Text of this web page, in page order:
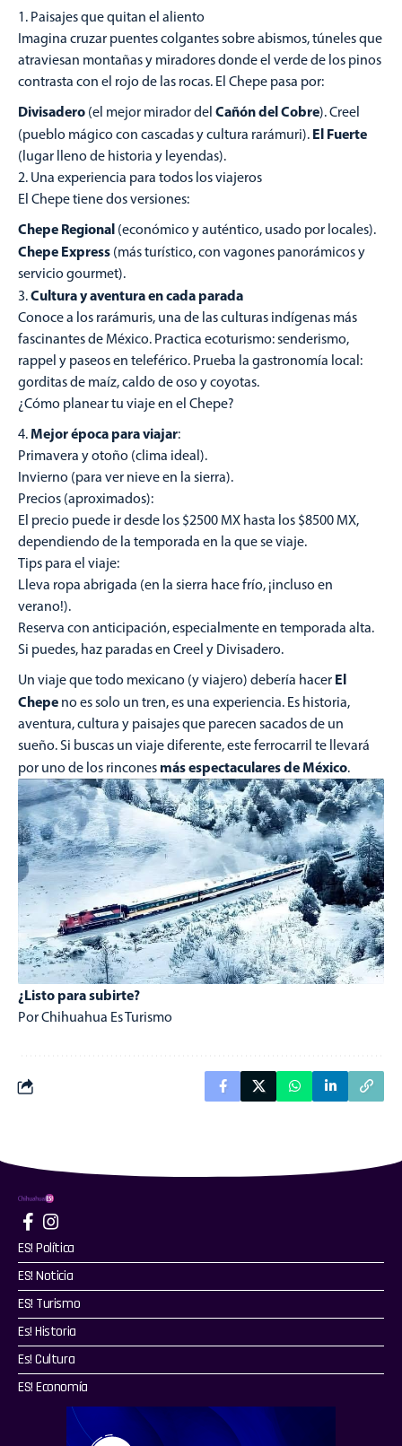
Paisajes que quitan el aliento
Imagina cruzar puentes colgantes sobre abismos, túneles que
atraviesan montañas y miradores donde el verde de los pinos
contrasta con el rojo de las rocas. El Chepe pasa por:
Divisadero (el mejor mirador del Cañón del Cobre). Creel
(pueblo mágico con cascadas y cultura rarámuri). El Fuerte
(lugar lleno de historia y leyendas).
Una experiencia para todos los viajeros
El Chepe tiene dos versiones:
Chepe Regional (económico y auténtico, usado por locales).
Chepe Express (más turístico, con vagones panorámicos y
servicio gourmet).
Cultura y aventura en cada parada
Conoce a los rarámuris, una de las culturas indígenas más
fascinantes de México. Practica ecoturismo: senderismo,
rappel y paseos en teleférico. Prueba la gastronomía local:
gorditas de maíz, caldo de oso y coyotas.
¿Cómo planear tu viaje en el Chepe?
Mejor época para viajar:
Primavera y otoño (clima ideal).
Invierno (para ver nieve en la sierra).
Precios (aproximados):
El precio puede ir desde los $2500 MX hasta los $8500 MX,
dependiendo de la temporada en la que se viaje.
Tips para el viaje:
Lleva ropa abrigada (en la sierra hace frío, ¡incluso en
verano!).
Reserva con anticipación, especialmente en temporada alta.
Si puedes, haz paradas en Creel y Divisadero.
Un viaje que todo mexicano (y viajero) debería hacer El
Chepe no es solo un tren, es una experiencia. Es historia,
aventura, cultura y paisajes que parecen sacados de un
sueño. Si buscas un viaje diferente, este ferrocarril te llevará
por uno de los rincones másespectaculares de México.
¿Listo para subirte?
Por Chihuahua Es Turismo
ES! Política
ES! Noticia
ES! Turismo
Es! Historia
Es! Cultura
ES! Economía